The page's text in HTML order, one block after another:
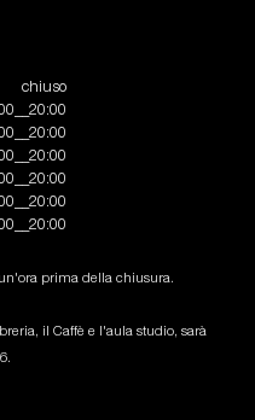
chiuso
prima della chiusura.
il Caffè e l'aula studio, sarà